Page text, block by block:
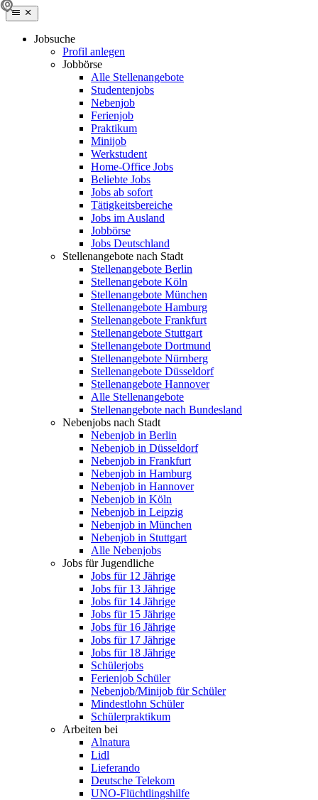
Jobsuche
Profil anlegen
Jobbörse
Alle Stellenangebote
Studentenjobs
Nebenjob
Ferienjob
Praktikum
Minijob
Werkstudent
Home-Office Jobs
Beliebte Jobs
Jobs ab sofort
Tätigkeitsbereiche
Jobs im Ausland
Jobbörse
Jobs Deutschland
Stellenangebote nach Stadt
Stellenangebote Berlin
Stellenangebote Köln
Stellenangebote München
Stellenangebote Hamburg
Stellenangebote Frankfurt
Stellenangebote Stuttgart
Stellenangebote Dortmund
Stellenangebote Nürnberg
Stellenangebote Düsseldorf
Stellenangebote Hannover
Alle Stellenangebote
Stellenangebote nach Bundesland
Nebenjobs nach Stadt
Nebenjob in Berlin
Nebenjob in Düsseldorf
Nebenjob in Frankfurt
Nebenjob in Hamburg
Nebenjob in Hannover
Nebenjob in Köln
Nebenjob in Leipzig
Nebenjob in München
Nebenjob in Stuttgart
Alle Nebenjobs
Jobs für Jugendliche
Jobs für 12 Jährige
Jobs für 13 Jährige
Jobs für 14 Jährige
Jobs für 15 Jährige
Jobs für 16 Jährige
Jobs für 17 Jährige
Jobs für 18 Jährige
Schülerjobs
Ferienjob Schüler
Nebenjob/Minijob für Schüler
Mindestlohn Schüler
Schülerpraktikum
Arbeiten bei
Alnatura
Lidl
Lieferando
Deutsche Telekom
UNO-Flüchtlingshilfe